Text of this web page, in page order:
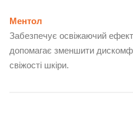
Ментол
Забезпечує освіжаючий
допомагає зменшити
свіжості шкіри.